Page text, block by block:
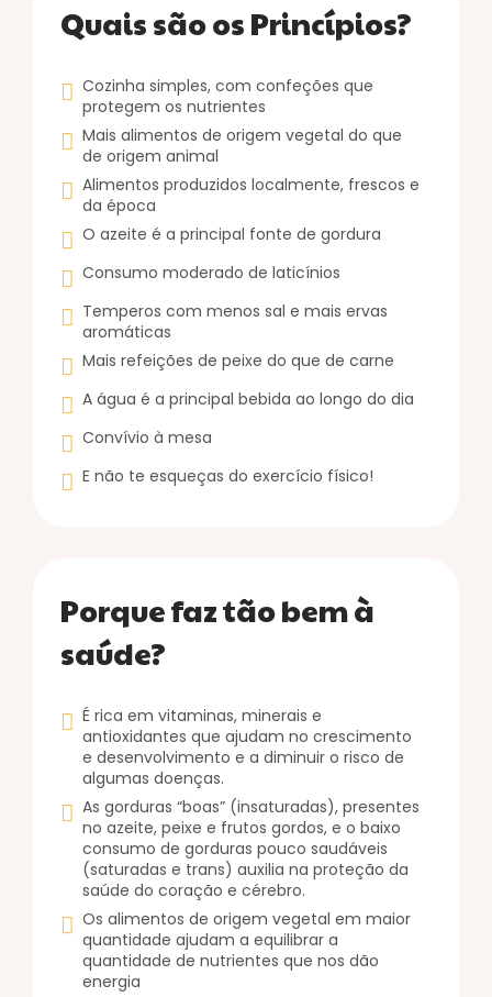
Quais são os Princípios?
Cozinha simples, com confeções que
protegem os nutrientes
Mais alimentos de origem vegetal do que
de origem animal
Alimentos produzidos localmente, frescos e
da época
O azeite é a principal fonte de gordura
Consumo moderado de laticínios
Temperos com menos sal e mais ervas
aromáticas
Mais refeições de peixe do que de carne
A água é a principal bebida ao longo do dia
Convívio à mesa
E não te esqueças do exercício físico!
Porque faz tão bem à
saúde?
É rica em vitaminas, minerais e
antioxidantes que ajudam no crescimento
e desenvolvimento e a diminuir o risco de
algumas doenças.
As gorduras “boas” (insaturadas), presentes
no azeite, peixe e frutos gordos, e o baixo
consumo de gorduras pouco saudáveis
(saturadas e trans) auxilia na proteção da
saúde do coração e cérebro.
Os alimentos de origem vegetal em maior
quantidade ajudam a equilibrar a
quantidade de nutrientes que nos dão
energia